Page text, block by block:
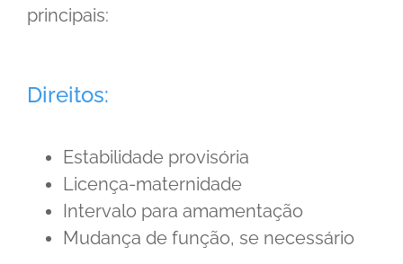
principais:
Direitos:
Estabilidade provisória
Licença-maternidade
Intervalo para amamentação
Mudança de função, se necessário